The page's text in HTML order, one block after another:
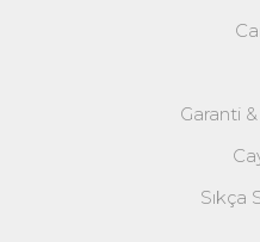
Garanti
Sıkça